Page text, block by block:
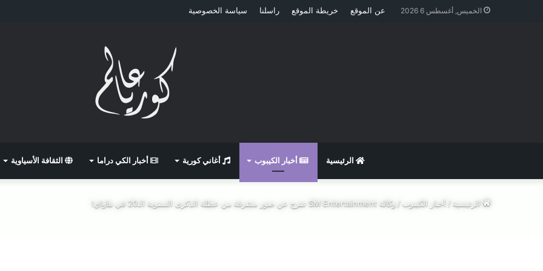
الخميس, أغسطس 6 2026 عن الموقع خريطة الموقع راسلنا سياسة الخصوصية
الرئيسية أخبار الكيبوب أغاني كورية أخبار الكي دراما الثقافة الأسياوية
الرئيسية/ أخبار الكيبوب/وكالة SM Entertainment تفرج عن صور مشرقة من عطلة الذكرى السنوية الـ20 في هاواي!